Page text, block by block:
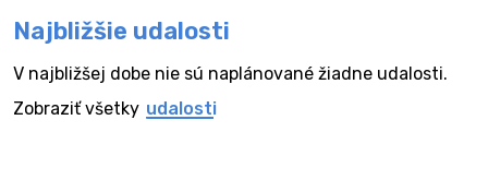
Najbližšie udalosti
V najbližšej dobe nie sú naplánované žiadne udalosti.
Zobraziť všetky udalosti